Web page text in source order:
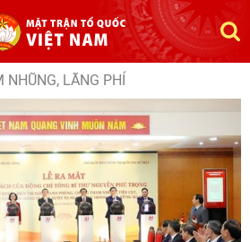
NHŨNG, LÃNG PHÍ